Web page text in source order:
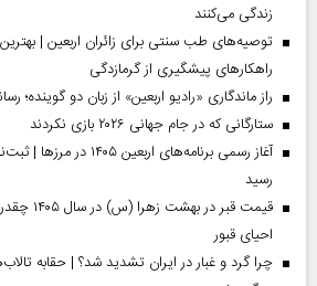
زندگی می‌کنند
توصیه‌های طب سنتی برای زائران اربعین |
راهکارهای پیشگیری از گرمازدگی
راز ماندگاری «رادیو اربعین» از زبان دو
ستارگانی که در جام جهانی ۲۰۲۶ بازی نکردند
رسید
قیمت قبر
احیای قبور
چرا گرد و غبار در ایران تشدید شد؟ | حقابه